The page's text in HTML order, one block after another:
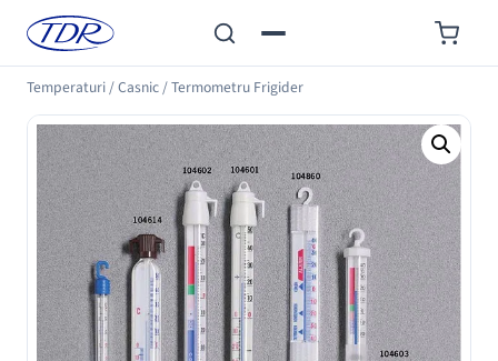
Temperaturi/Casnic/Termometru Frigider